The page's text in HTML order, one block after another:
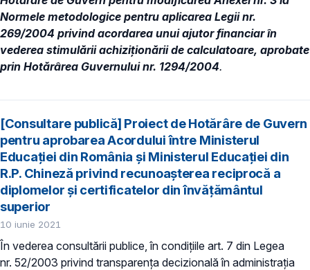
Normele metodologice pentru aplicarea Legii nr.
269/2004 privind acordarea unui ajutor financiar în
vederea stimulării achiziţionării de calculatoare, aprobate
prin Hotărârea Guvernului nr. 1294/2004.
[Consultare publică] Proiect de Hotărâre de Guvern
pentru aprobarea Acordului între Ministerul
Educației din România și Ministerul Educației din
R.P. Chineză privind recunoașterea reciprocă a
diplomelor și certificatelor din învățământul
superior
10 iunie 2021
În vederea consultării publice, în condiţiile art. 7 din Legea
nr. 52/2003 privind transparenţa decizională în administraţia